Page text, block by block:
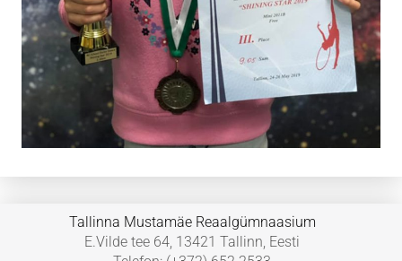
Tallinna Mustamäe Reaalgümnaasium
E.Vilde tee 64, 13421 Tallinn, Eesti